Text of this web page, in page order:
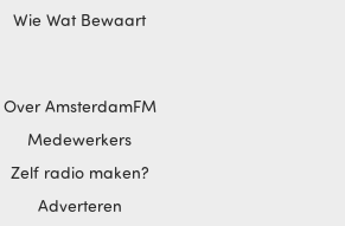
Wie Wat Bewaart
Over AmsterdamFM
Medewerkers
Zelf radio maken?
Adverteren